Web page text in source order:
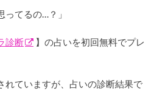
ってるの…？」
診断
】の占いを初回無料でプレ
れていますが、占いの診断結果で